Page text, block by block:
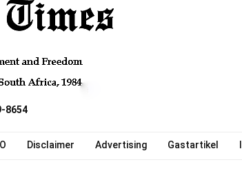
8654
Disclaimer Advertising Gastartikel